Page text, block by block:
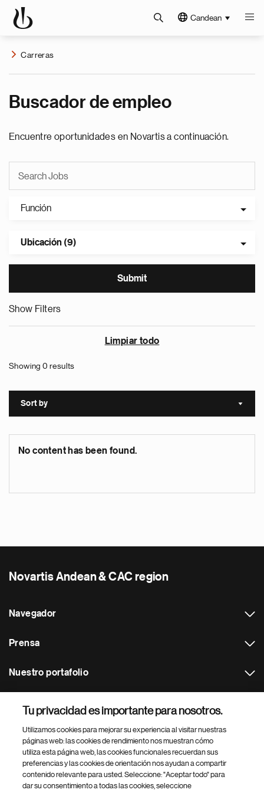
Candean
Carreras
Buscador de empleo
Encuentre oportunidades en Novartis a continuación.
Función
Ubicación (9)
Show Filters
Limpiar todo
Showing 0 results
Sort by Sort
No content has been found.
Novartis Andean & CAC region
Navegador
Prensa
Nuestro portafolio
Footer Site Search
Tu privacidad es importante para nosotros.
Utilizamos cookies para mejorar su experiencia al visitar nuestras
páginas web: las cookies de rendimiento nos muestran cómo
utiliza esta página web, las cookies funcionales recuerdan sus
preferencias y las cookies de orientación nos ayudan a compartir
contenido relevante para usted. Seleccione: "Aceptar todo" para
dar su consentimiento a todas las cookies, seleccione